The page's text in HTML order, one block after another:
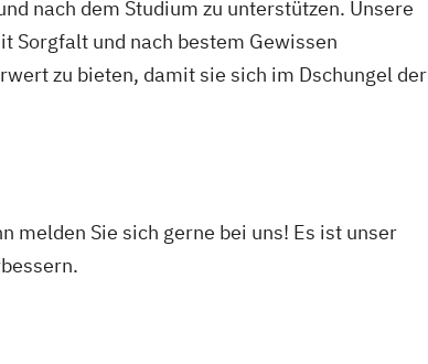
nach dem Studium zu unterstützen. Unsere
Sorgfalt und nach bestem Gewissen
zu bieten, damit sie sich im Dschungel der
melden Sie sich gerne bei uns! Es ist unser